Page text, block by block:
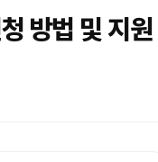
방법 및 지원